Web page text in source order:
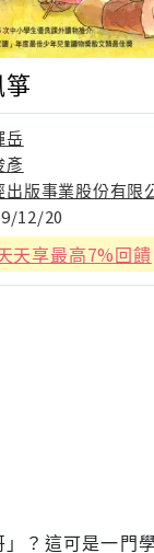
岳
彥
出版事業股份有限
12/20
天享最高7%回饋
？這可是一門